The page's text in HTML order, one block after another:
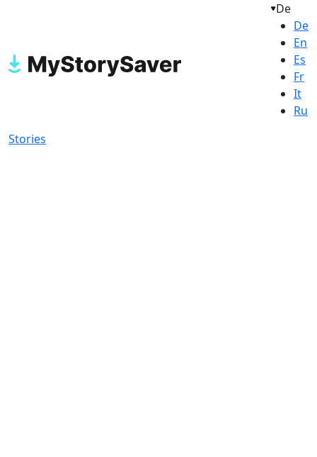
De
De
En
Es
Fr
It
Ru
Stories